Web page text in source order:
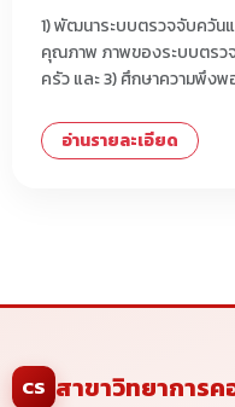
1) พัฒนาระบบตรวจจับควัน
คุณภาพ ภาพของระบบตรว
ครัว และ 3) ศึกษาความพึงพ
อ่านรายละเอียด
CS สาขาวิทยาการ